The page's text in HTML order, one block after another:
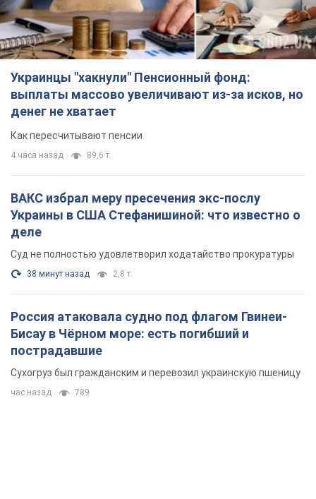
Украинцы "хакнули" Пенсионный фонд:
выплаты массово увеличивают из-за исков, но
денег не хватает
Как пересчитывают пенсии
4 часа назад 89,6 т.
ВАКС избрал меру пресечения экс-послу
Украины в США Стефанишиной: что известно о
деле
Суд не полностью удовлетворил ходатайство прокуратуры
38 минут назад 2,8 т.
Россия атаковала судно под флагом Гвинеи-
Бисау в Чёрном море: есть погибший и
пострадавшие
Сухогруз был гражданским и перевозил украинскую пшеницу
час назад 789